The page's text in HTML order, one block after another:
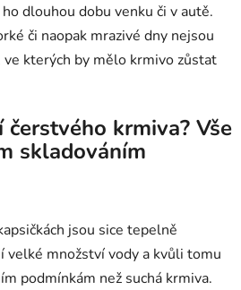
dlouhou dobu venku či v autě.
či naopak mrazivé dny nejsou
kterých by mělo krmivo zůstat
krmiva? Vše
skladováním
jsou sice tepelně
velké množství vody a kvůli tomu
podmínkám než suchá krmiva.